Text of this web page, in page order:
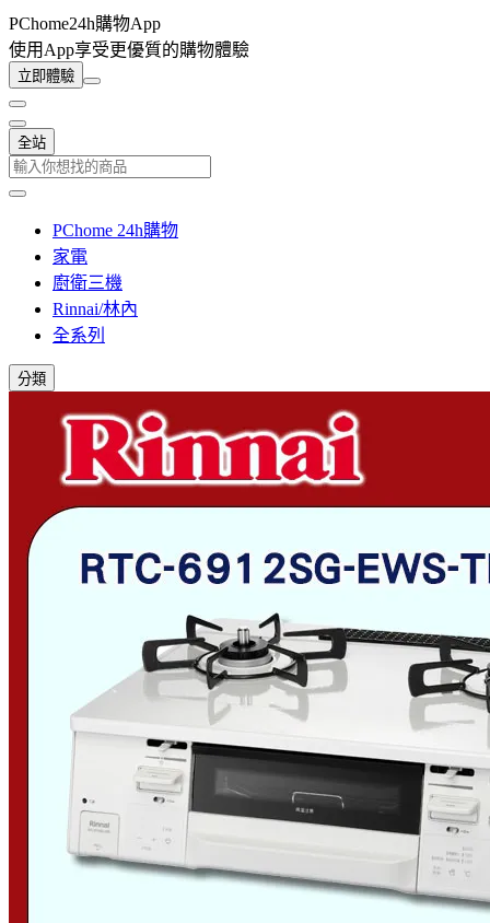
PChome24h購物App
使用App享受更優質的購物體驗
立即體驗
全站
PChome 24h購物
家電
廚衛三機
Rinnai/林內
全系列
分類